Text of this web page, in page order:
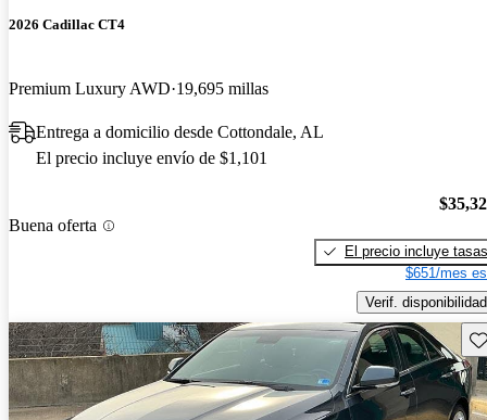
2026 Cadillac CT4
Premium Luxury AWD 19,695 millas
Entrega a domicilio desde Cottondale, AL
El precio incluye envío de $1,101
Buena oferta
El precio incluye tasas
$651/mes
Verif. disponibilidad